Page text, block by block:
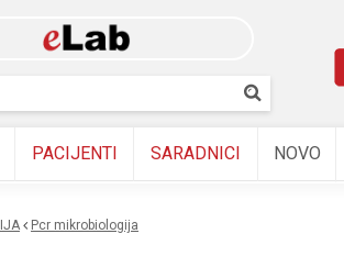
main
content
Pretraživanje
PACIJENTI SARADNICI NOVO
pcr mikrobiologija